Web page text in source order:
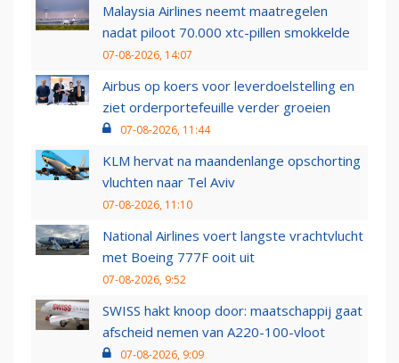
Malaysia Airlines neemt maatregelen
nadat piloot 70.000 xtc-pillen smokkelde
07-08-2026, 14:07
Airbus op koers voor leverdoelstelling en
ziet orderportefeuille verder groeien
07-08-2026, 11:44
KLM hervat na maandenlange opschorting
vluchten naar Tel Aviv
07-08-2026, 11:10
National Airlines voert langste vrachtvlucht
met Boeing 777F ooit uit
07-08-2026, 9:52
SWISS hakt knoop door: maatschappij gaat
afscheid nemen van A220-100-vloot
07-08-2026, 9:09